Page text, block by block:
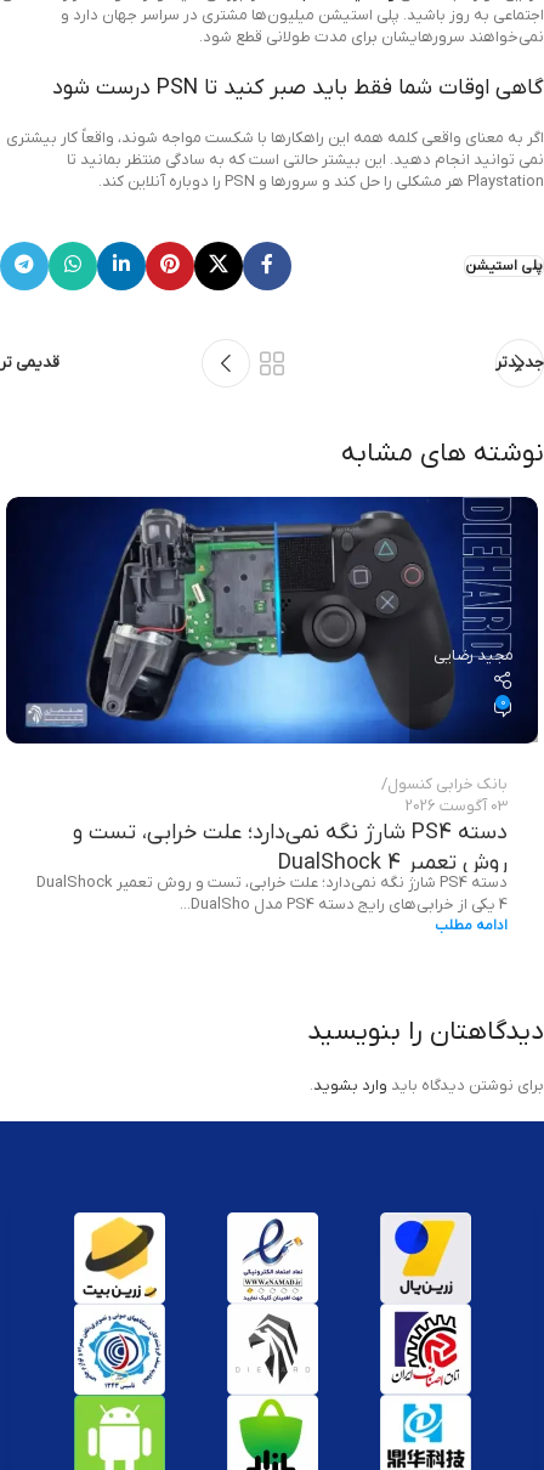
اجتماعی به روز باشید. پلی استیشن میلیون‌ها مشتری در سراسر جهان دارد و
نمی‌خواهند سرورهایشان برای مدت طولانی قطع شود.
گاهی اوقات شما فقط باید صبر کنید تا PSN درست شود
اگر به معنای واقعی کلمه همه این راهکارها با شکست مواجه شوند، واقعاً کار بیشتری
نمی توانید انجام دهید. این بیشتر حالتی است که به سادگی منتظر بمانید تا
Playstation هر مشکلی را حل کند و سرورها و PSN را دوباره آنلاین کند.
پلی استیشن
جدیدتر قدیمی تر
نوشته های مشابه
مجید رضایی
0
بانک خرابی‌ کنسول
03 آگوست 2026
دسته PS4 شارژ نگه نمی‌دارد؛ علت خرابی، تست و
روش تعمیر DualShock 4
دسته PS4 شارژ نگه نمی‌دارد؛ علت خرابی، تست و روش تعمیر DualShock
4 یکی از خرابی‌های رایج دسته PS4 مدل DualSho...
ادامه مطلب
دیدگاهتان را بنویسید
برای نوشتن دیدگاه باید وارد بشوید.